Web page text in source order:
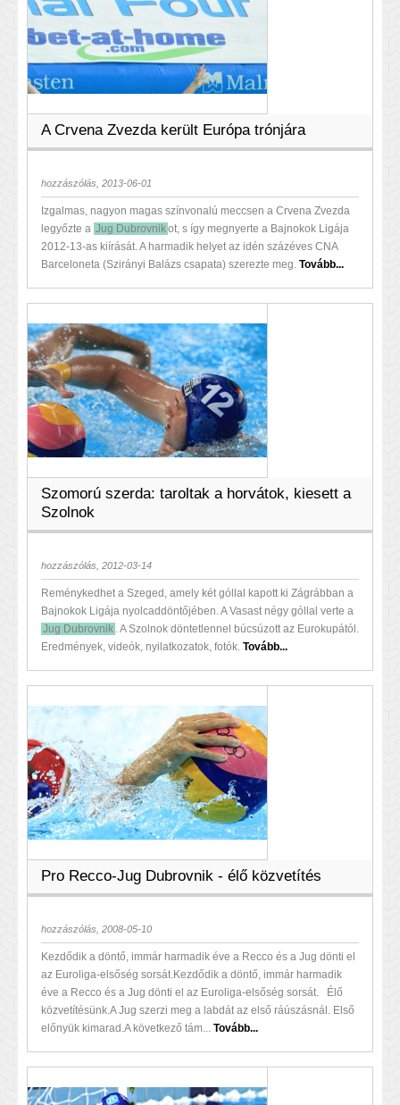
A Crvena Zvezda került Európa trónjára
hozzászólás, 2013-06-01
Izgalmas, nagyon magas színvonalú meccsen a Crvena Zvezda
legyőzte a Jug Dubrovnikot, s így megnyerte a Bajnokok Ligája
2012-13-as kiírását. A harmadik helyet az idén százéves CNA
Barceloneta (Szirányi Balázs csapata) szerezte meg. Tovább...
Szomorú szerda: taroltak a horvátok, kiesett a
Szolnok
hozzászólás, 2012-03-14
Reménykedhet a Szeged, amely két góllal kapott ki Zágrábban a
Bajnokok Ligája nyolcaddöntőjében. A Vasast négy góllal verte a
Jug Dubrovnik . A Szolnok döntetlennel búcsúzott az Eurokupától.
Eredmények, videók, nyilatkozatok, fotók. Tovább...
Pro Recco-Jug Dubrovnik - élő közvetítés
hozzászólás, 2008-05-10
Kezdődik a döntő, immár harmadik éve a Recco és a Jug dönti el
az Euroliga-elsőség sorsát.Kezdődik a döntő, immár harmadik
éve a Recco és a Jug dönti el az Euroliga-elsőség sorsát. Élő
közvetítésünk.A Jug szerzi meg a labdát az első ráúszásnál. Első
előnyük kimarad.A következő tám... Tovább...